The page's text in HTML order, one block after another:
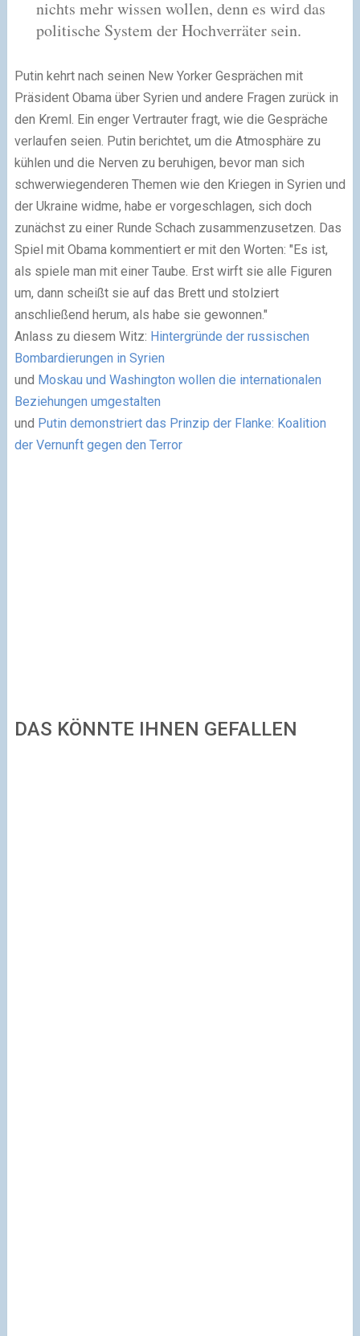
nichts mehr wissen wollen, denn es wird das
politische System der Hochverräter sein.
Putin kehrt nach seinen New Yorker Gesprächen mit
Präsident Obama über Syrien und andere Fragen zurück in
den Kreml. Ein enger Vertrauter fragt, wie die Gespräche
verlaufen seien. Putin berichtet, um die Atmosphäre zu
kühlen und die Nerven zu beruhigen, bevor man sich
schwerwiegenderen Themen wie den Kriegen in Syrien und
der Ukraine widme, habe er vorgeschlagen, sich doch
zunächst zu einer Runde Schach zusammenzusetzen. Das
Spiel mit Obama kommentiert er mit den Worten: "Es ist,
als spiele man mit einer Taube. Erst wirft sie alle Figuren
um, dann scheißt sie auf das Brett und stolziert
anschließend herum, als habe sie gewonnen."
Anlass zu diesem Witz: Hintergründe der russischen
Bombardierungen in Syrien
und Moskau und Washington wollen die internationalen
Beziehungen umgestalten
und Putin demonstriert das Prinzip der Flanke: Koalition
der Vernunft gegen den Terror
DAS KÖNNTE IHNEN GEFALLEN